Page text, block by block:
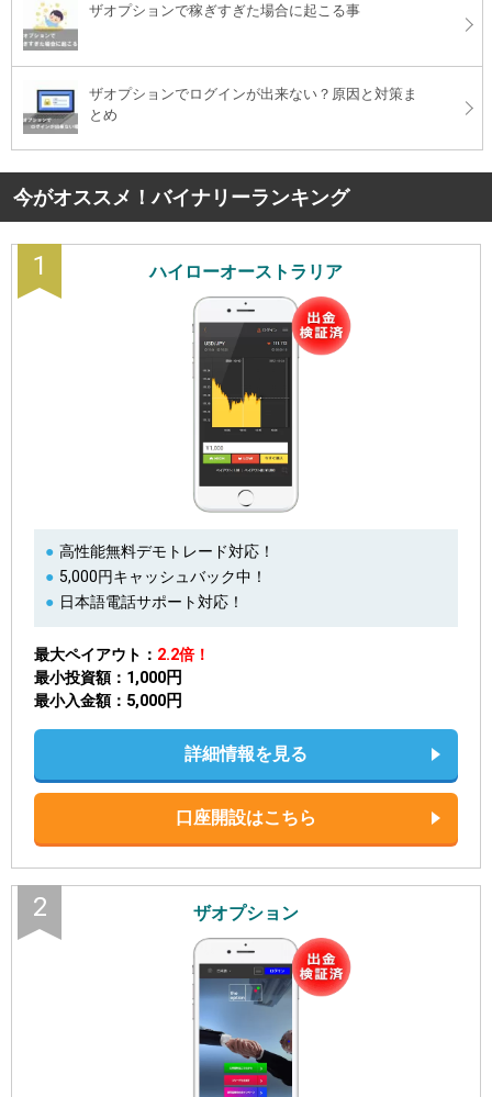
ザオプションで稼ぎすぎた場合に起こる事
ザオプションでログインが出来ない？原因と対策ま
とめ
今がオススメ！バイナリーランキング
1 ハイローオーストラリア
高性能無料デモトレード対応！
5,000円キャッシュバック中！
日本語電話サポート対応！
最大ペイアウト
2.2倍！
最小投資額
1,000円
最小入金額 5,000円
詳細情報を見る
口座開設はこちら
2 ザオプション